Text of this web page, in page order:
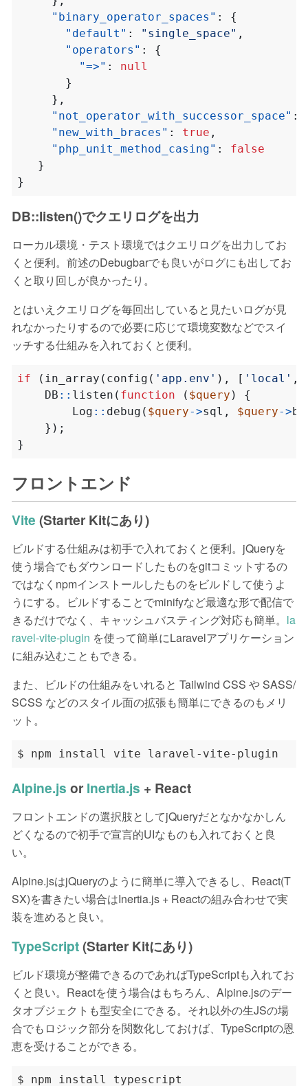
"binary_operator_spaces" :
{
"default" : "single_space" ,
"operators" :
{
"=>" :
null
}
},
"not_operator_with_successor_space" :
"new_with_braces" : true ,
"php_unit_method_casing" :
false
}
}
DB::listen()でクエリログを出力
ローカル環境・テスト環境ではクエリログを出力してお
くと便利。前述のDebugbarでも良いがログにも出してお
くと取り回しが良かったり。
とはいえクエリログを毎回出していると見たいログが見
れなかったりするので必要に応じて環境変数などでスイ
ッチする仕組みを入れておくと便利。
if ( in_array ( config ( 'app.env' ), [ 'local' ,
DB :: listen ( function ( $query )
{
Log :: debug ( $query->sql , $query->
});
}
フロントエンド
Vite (Starter Kitにあり)
ビルドする仕組みは初手で入れておくと便利。jQueryを
使う場合でもダウンロードしたものをgitコミットするの
ではなくnpmインストールしたものをビルドして使うよ
うにする。ビルドすることでminifyなど最適な形で配信で
きるだけでなく、キャッシュバスティング対応も簡単。 la
ravel-vite-plugin を使って簡単にLaravelアプリケーション
に組み込むこともできる。
また、ビルドの仕組みをいれると Tailwind CSS や SASS/
SCSS などのスタイル面の拡張も簡単にできるのもメリ
ット。
Alpine.js or Inertia.js + React
フロントエンドの選択肢としてjQueryだとなかなかしん
どくなるので初手で宣言的UIなものも入れておくと良
い。
Alpine.jsはjQueryのように簡単に導入できるし、React(T
SX)を書きたい場合はInertia.js + Reactの組み合わせで実
装を進めると良い。
TypeScript(Starter Kitにあり)
ビルド環境が整備できるのであればTypeScriptも入れてお
くと良い。Reactを使う場合はもちろん、Alpine.jsのデー
タオブジェクトも型安全にできる。それ以外の生JSの場
合でもロジック部分を関数化しておけば、TypeScriptの恩
恵を受けることができる。